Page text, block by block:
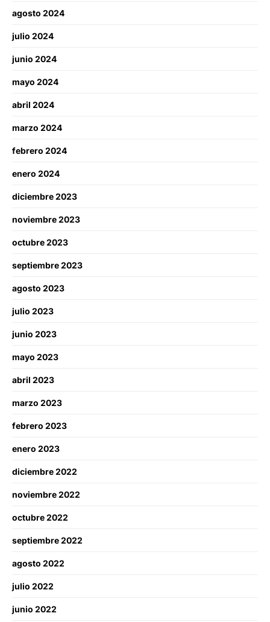
agosto 2024
julio 2024
junio 2024
mayo 2024
abril 2024
marzo 2024
febrero 2024
enero 2024
diciembre 2023
noviembre 2023
octubre 2023
septiembre 2023
agosto 2023
julio 2023
junio 2023
mayo 2023
abril 2023
marzo 2023
febrero 2023
enero 2023
diciembre 2022
noviembre 2022
octubre 2022
septiembre 2022
agosto 2022
julio 2022
junio 2022